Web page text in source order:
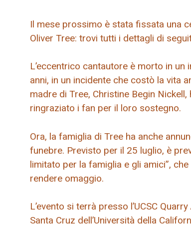
Il mese prossimo è stata fissata una
Oliver Tree: trovi tutti i dettagli di
L’eccentrico cantautore è morto in un
anni, in un incidente che costò la vita
madre di Tree, Christine Begin
ringraziato i fan per il loro sostegno.
Ora, la famiglia di Tree ha anche
funebre. Previsto per il 25 luglio, è
limitato per la famiglia e gli amici”,
rendere omaggio.
L’evento si terrà presso l’UCSC
Santa Cruz dell’Università della